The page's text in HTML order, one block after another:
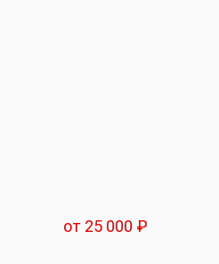
от 25 000 ₽